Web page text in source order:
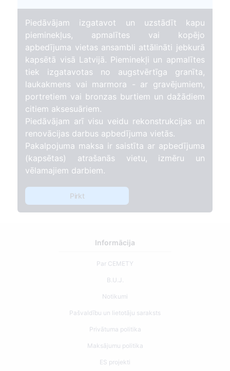
Piedāvājam izgatavot un uzstādīt kapu
pieminekļus, apmalītes vai kopējo
apbedījuma vietas ansambli attālināti jebkurā
kapsētā visā Latvijā. Pieminekļi un apmalītes
tiek izgatavotas no augstvērtīga granīta,
laukakmens vai marmora - ar gravējumiem,
portretiem vai bronzas burtiem un dažādiem
citiem aksesuāriem.
Piedāvājam arī visu veidu rekonstrukcijas un
renovācijas darbus apbedījuma vietās.
Pakalpojuma maksa ir saistīta ar apbedījuma
(kapsētas) atrašanās vietu, izmēru un
vēlamajiem darbiem.
Pirkt
Informācija
Par CEMETY
B.U.J.
Notikumi
Pašvaldību un lietotāju saraksts
Privātuma politika
Maksājumu politika
ES projekti